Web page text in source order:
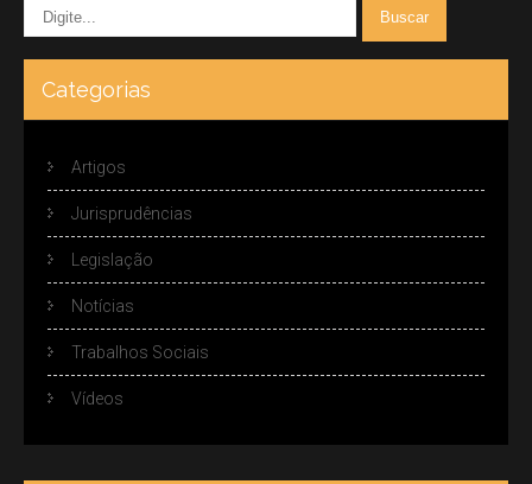
Categorias
Artigos
Jurisprudências
Legislação
Notícias
Trabalhos Sociais
Vídeos